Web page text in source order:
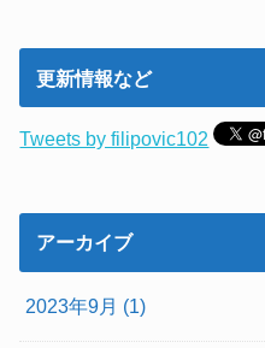
更新情報など
Tweets by filipovic102
アーカイブ
2023年9月 (1)